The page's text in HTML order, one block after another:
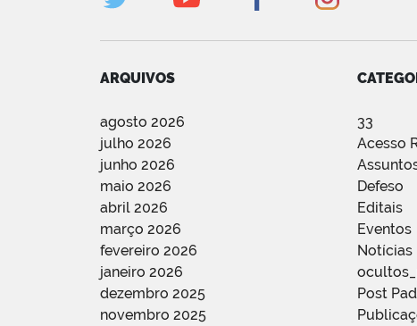
ARQUIVOS
agosto 2026
julho 2026
junho 2026
maio 2026
abril 2026
março 2026
fevereiro 2026
janeiro 2026
dezembro 2025
novembro 2025
33
Acesso
Defeso
Editais
Eventos
Notícias
Post